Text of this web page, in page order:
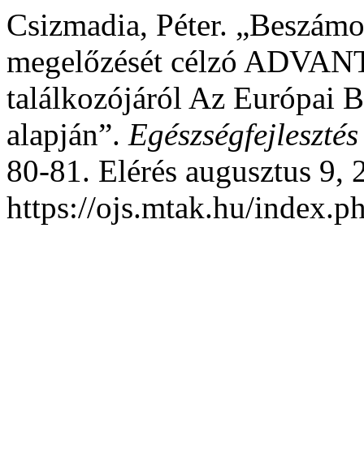
Csizmadia, Péter.
megelőzését célzó
találkozójáról Az Európai
alapján”. Egészségfejlesztés
80-81. Elérés augusztus 9,
https://ojs.mtak.hu/